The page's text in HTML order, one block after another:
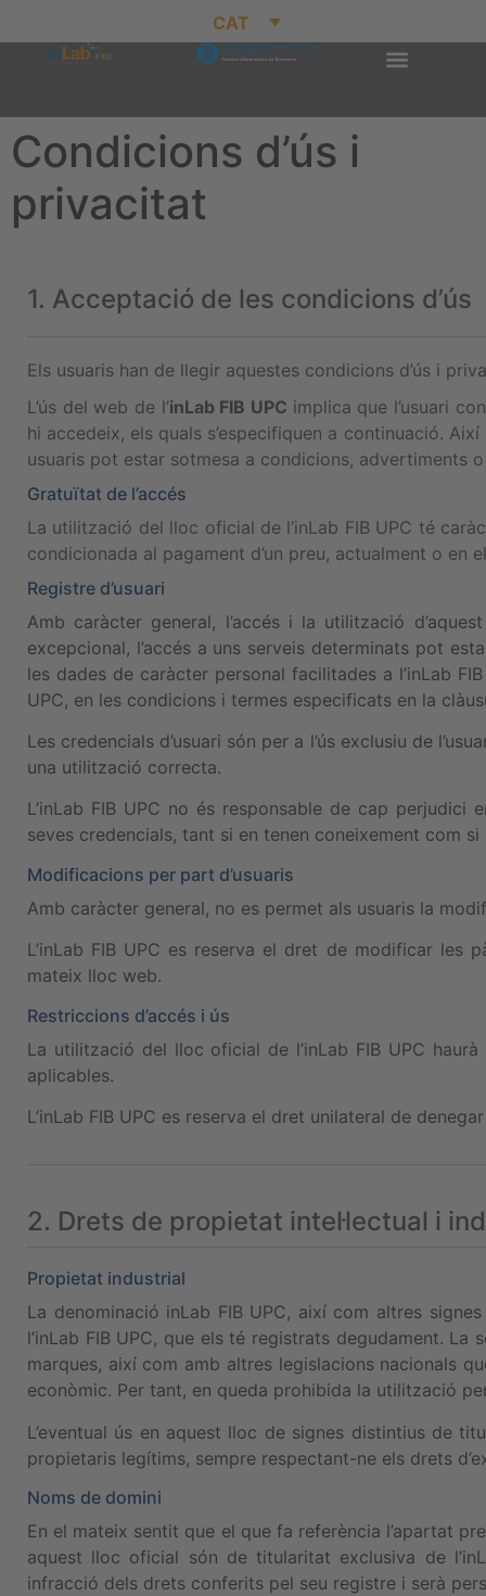
CAT
Condicions d’ús i
privacitat
1. Acceptació de les condicions d’ús
Els usuaris han de llegir aquestes condicions d’ús i
L’ús del web de l’inLab FIB UPC implica que l’usuari
hi accedeix, els quals s’especifiquen a continuació.
usuaris pot estar sotmesa a condicions, advertiments
Gratuïtat de l’accés
La utilització del lloc oficial de l’inLab FIB UPC té
condicionada al pagament d’un preu, actualment o en
Registre d’usuari
Amb caràcter general, l’accés i la utilització
excepcional, l’accés a uns serveis determinats pot
les dades de caràcter personal facilitades a l’inLab
UPC, en les condicions i termes especificats en la
Les credencials d’usuari són per a l’ús exclusiu de
una utilització correcta.
L’inLab FIB UPC no és responsable de cap
seves credencials, tant si en tenen coneixement com si
Modificacions per part d’usuaris
Amb caràcter general, no es permet als usuaris la
L’inLab FIB UPC es reserva el dret de modificar les
mateix lloc web.
Restriccions d’accés i ús
La utilització del lloc oficial de l’inLab FIB UPC
aplicables.
L’inLab FIB UPC es reserva el dret unilateral de
2. Drets de propietat intel·lectual i
Propietat industrial
La denominació inLab FIB UPC, així com altres
l’inLab FIB UPC, que els té registrats degudament.
marques, així com amb altres legislacions nacionals
econòmic. Per tant, en queda prohibida la utilització
L’eventual ús en aquest lloc de signes distintius de
propietaris legítims, sempre respectant-ne els drets
Noms de domini
En el mateix sentit que el que fa referència l’apartat
aquest lloc oficial són de titularitat exclusiva de
infracció dels drets conferits pel seu registre i serà